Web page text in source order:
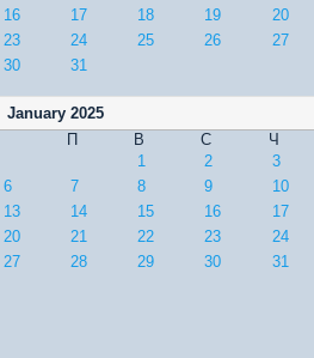
16
17 18 19 20
23
24 25 26 27
30
31
January 2025
П
В С Ч
1
2 3
6
7 8 9 10
13
14 15 16 17
20
21 22 23 24
27
28 29 30 31